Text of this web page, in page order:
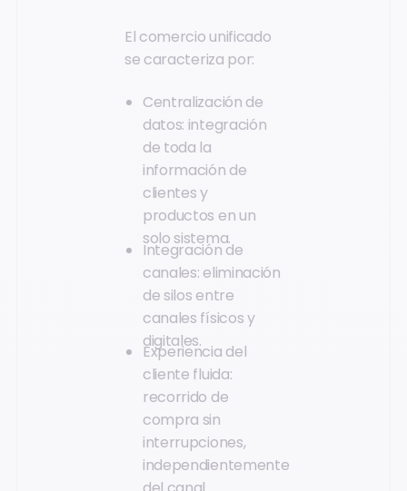
El comercio unificado
se caracteriza por:
Centralización de
datos: integración
de toda la
información de
clientes y
productos en un
solo sistema.
Integración de
canales: eliminación
de silos entre
canales físicos y
digitales.
Experiencia del
cliente fluida:
recorrido de
compra sin
interrupciones,
independientemente